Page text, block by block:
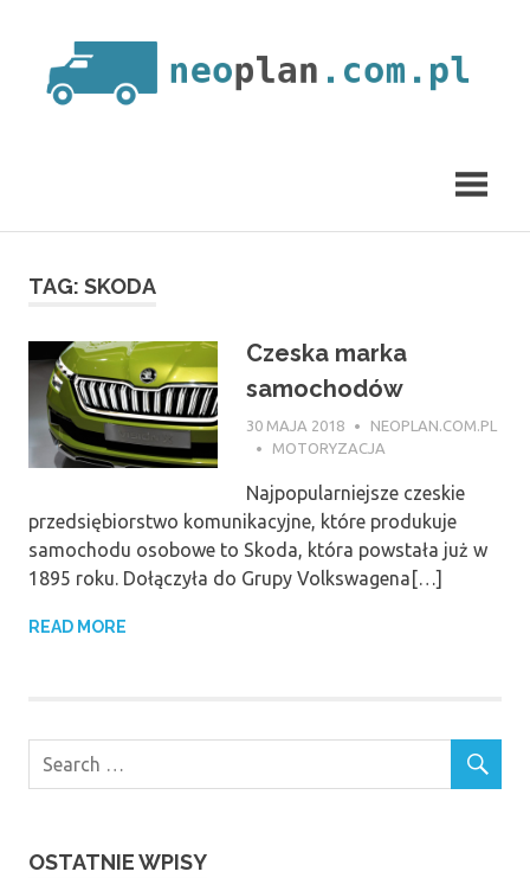
content
TAG: SKODA
Czeska marka
samochodów
30 MAJA 2018
NEOPLAN.COM.PL
MOTORYZACJA
Najpopularniejsze czeskie
przedsiębiorstwo komunikacyjne, które produkuje
samochodu osobowe to Skoda, która powstała już w
1895 roku. Dołączyła do Grupy Volkswagena[…]
READ MORE
OSTATNIE WPISY